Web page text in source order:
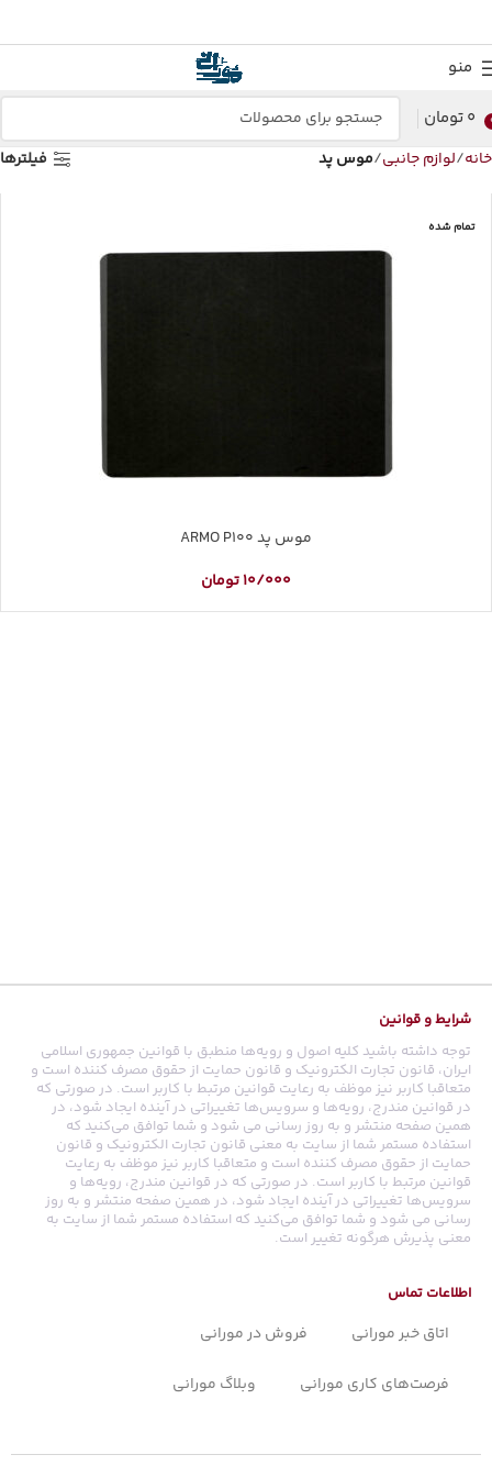
منو
0تومان
خانه لوازم جانبی موس پد فیلترها
تمام شده
موس پد ARMO P100
10/000تومان
شرایط و قوانین
توجه داشته باشید کلیه اصول و رویه‏‌ها منطبق با قوانین جمهوری اسلامی
ایران، قانون تجارت الکترونیک و قانون حمایت از حقوق مصرف کننده است و
متعاقبا کاربر نیز موظف به رعایت قوانین مرتبط با کاربر است. در صورتی که
در قوانین مندرج، رویه‏‌ها و سرویس‏‌ها تغییراتی در آینده ایجاد شود، در
همین صفحه منتشر و به روز رسانی می شود و شما توافق می‏‌کنید که
استفاده مستمر شما از سایت به معنی قانون تجارت الکترونیک و قانون
حمایت از حقوق مصرف کننده است و متعاقبا کاربر نیز موظف به رعایت
قوانین مرتبط با کاربر است. در صورتی که در قوانین مندرج، رویه‏‌ها و
سرویس‏‌ها تغییراتی در آینده ایجاد شود، در همین صفحه منتشر و به روز
رسانی می شود و شما توافق می‏‌کنید که استفاده مستمر شما از سایت به
معنی پذیرش هرگونه تغییر است.
اطلاعات تماس
اتاق خبر مورانی فروش در مورانی
فرصت‌های کاری مورانی وبلاگ مورانی